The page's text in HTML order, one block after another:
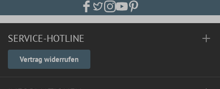
SERVICE-HOTLINE
Vertrag widerrufen